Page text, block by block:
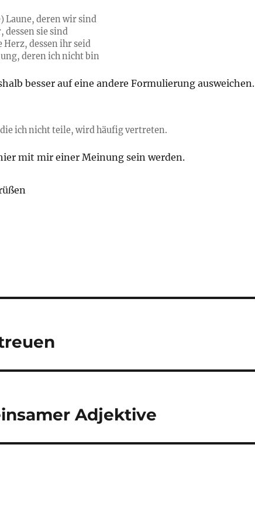
Laune, deren wir sind
dessen sie sind
dessen ihr seid
deren ich nicht bin
besser auf eine andere Formulierung ausweichen.
ich nicht teile, wird häufig vertreten.
mit mir einer Meinung sein werden.
Adjektive